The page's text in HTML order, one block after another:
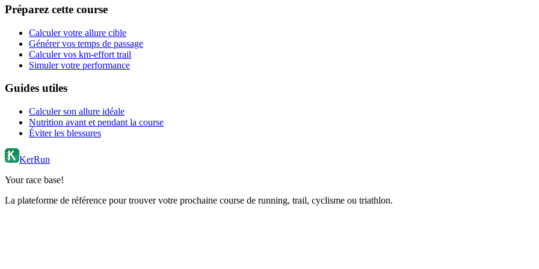
Préparez cette course
Calculer votre allure cible
Générer vos temps de passage
Calculer vos km-effort trail
Simuler votre performance
Guides utiles
Calculer son allure idéale
Nutrition avant et pendant la course
Éviter les blessures
KerRun
Your race base!
La plateforme de référence pour trouver votre prochaine course de running, trail, cyclisme ou triathlon.